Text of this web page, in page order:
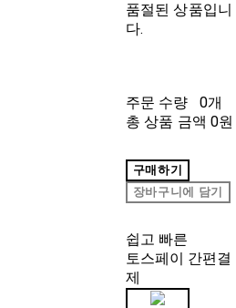
품절된 상품입니
다.
주문 수량
0개
총 상품 금액 0원
구매하기
장바구니에 담기
쉽고 빠른
토스페이 간편결
제